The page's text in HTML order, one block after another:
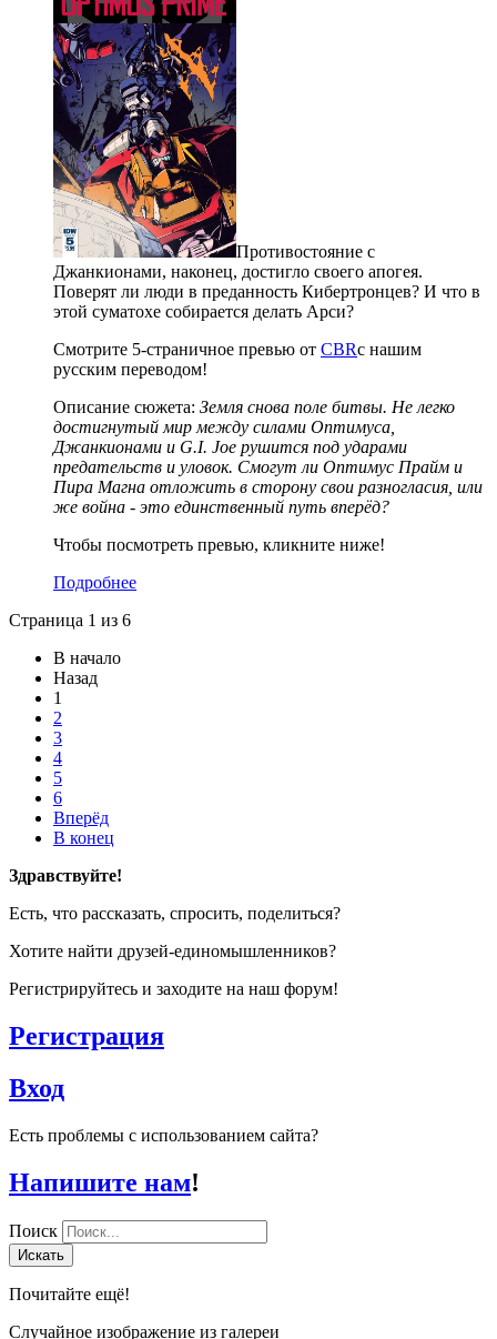
Противостояние с
Джанкионами, наконец, достигло своего апогея.
Поверят ли люди в преданность Кибертронцев? И что в
этой суматохе собирается делать Арси?
Смотрите 5-страничное превью от CBRс нашим
русским переводом!
Описание сюжета: Земля снова поле битвы. Не легко
достигнутый мир между силами Оптимуса,
Джанкионами и G.I. Joe рушится под ударами
предательств и уловок. Смогут ли Оптимус Прайм и
Пира Магна отложить в сторону свои разногласия, или
же война - это единственный путь вперёд?
Чтобы посмотреть превью, кликните ниже!
Подробнее
Страница 1 из 6
В начало
Назад
1
2
3
4
5
6
Вперёд
В конец
Здравствуйте!
Есть, что рассказать, спросить, поделиться?
Хотите найти друзей-единомышленников?
Регистрируйтесь и заходите на наш форум!
Регистрация
Вход
Есть проблемы с использованием сайта?
Напишите нам!
Поиск
Искать
Почитайте ещё!
Случайное изображение из галереи